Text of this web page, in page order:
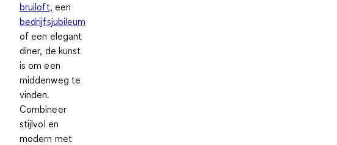
bruiloft, een
bedrijfsjubileum
of een elegant
diner, de kunst
is om een
middenweg te
vinden.
Combineer
stijlvol en
modern met